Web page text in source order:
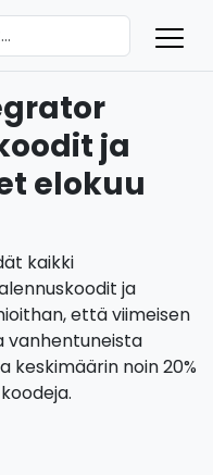
ja
elokuu
kaikki
ja
että viimeisen
vanhentuneista
keskimäärin noin 20%